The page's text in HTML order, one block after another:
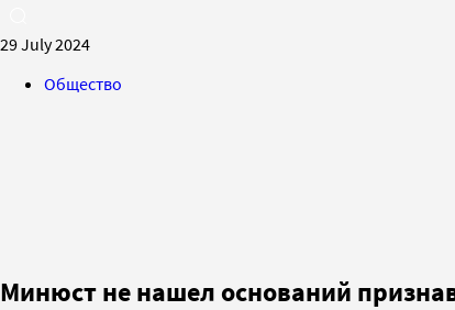
29 July 2024
Общество
Минюст не нашел оснований